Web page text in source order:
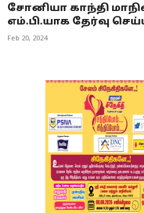
சோனியா காந்தி
எம்.பி.யாக தேர்வு
Feb 20, 2024